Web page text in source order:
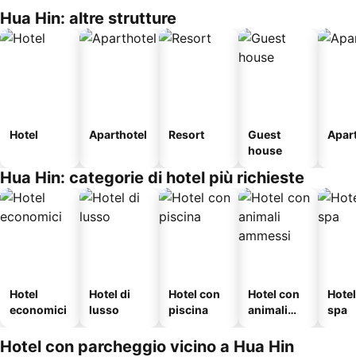
Hua Hin: altre strutture
Hotel Aparthotel Resort
Guest
house
Hua Hin: categorie di hotel più richieste
Hotel
economici
Hotel di
lusso
Hotel con
piscina
Hotel con
animali
spa
Hotel con parcheggio vicino a Hua Hin